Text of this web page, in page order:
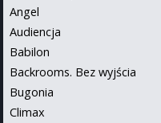
Angel
Audiencja
Babilon
Backrooms. Bez wyjścia
Bugonia
Climax